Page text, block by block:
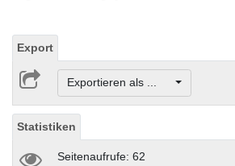
Export
Exportieren als ...
Statistiken
Seitenaufrufe: 62